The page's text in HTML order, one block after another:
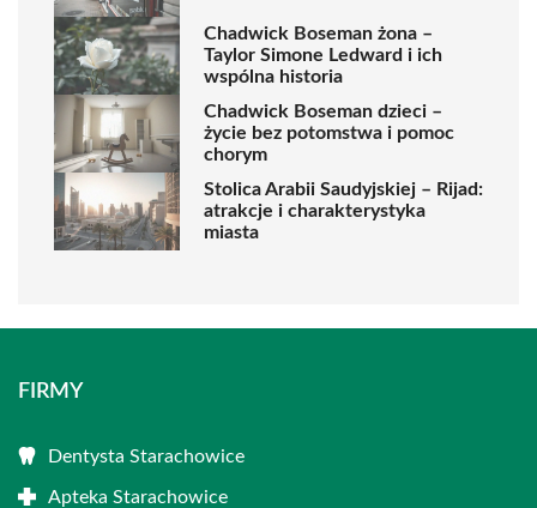
Chadwick Boseman żona –
Taylor Simone Ledward i ich
wspólna historia
Chadwick Boseman dzieci –
życie bez potomstwa i pomoc
chorym
Stolica Arabii Saudyjskiej – Rijad:
atrakcje i charakterystyka
miasta
FIRMY
Dentysta Starachowice
Apteka Starachowice